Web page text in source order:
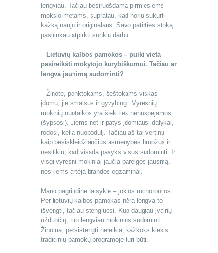
lengviau. Tačiau besiruošdama pirmiesiems
mokslo metams, supratau, kad noriu sukurti
kažką naujo ir originalaus. Savo patirties stoką
pasirinkau atpirkti sunkiu darbu.
– Lietuvių kalbos pamokos – puiki vieta
pasireikšti mokytojo kūrybiškumui. Tačiau ar
lengva jaunimą sudominti?
– Žinote, penktokams, šeštokams viskas
įdomu, jie smalsūs ir gyvybingi. Vyresnių
mokinių nuotaikos yra šiek tiek nenuspėjamos
(šypsosi). Jiems net ir patys įdomiausi dalykai,
rodosi, kelia nuobodulį. Tačiau aš tai vertinu
kaip besiskleidžiančius asmenybės bruožus ir
nesitikiu, kad visada pavyks visus sudominti. Ir
visgi vyresni mokiniai jaučia pareigos jausmą,
nes jiems artėja brandos egzaminai.
Mano pagrindinė taisyklė – jokios monotonijos.
Per lietuvių kalbos pamokas nėra lengva to
išvengti, tačiau stengiuosi. Kuo daugiau įvairių
užduočių, tuo lengviau mokinius sudominti.
Žinoma, persistengti nereikia, kažkoks kiekis
tradicinių pamokų programoje turi būti.